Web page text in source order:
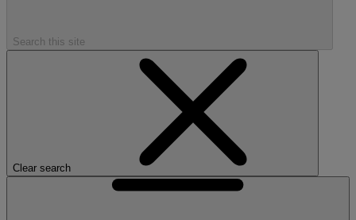
Search this site
Clear search